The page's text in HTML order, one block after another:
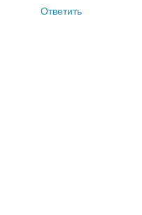
Ответить